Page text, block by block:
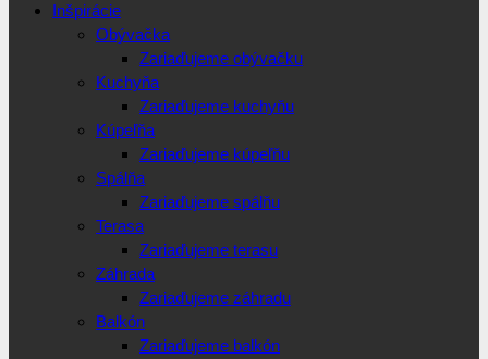
Inšpirácie
Obývačka
Zariaďujeme obývačku
Kuchyňa
Zariaďujeme kuchyňu
Kúpeľňa
Zariaďujeme kúpeľňu
Spálňa
Zariaďujeme spálňu
Terasa
Zariaďujeme terasu
Záhrada
Zariaďujeme záhradu
Balkón
Zariaďujeme balkón